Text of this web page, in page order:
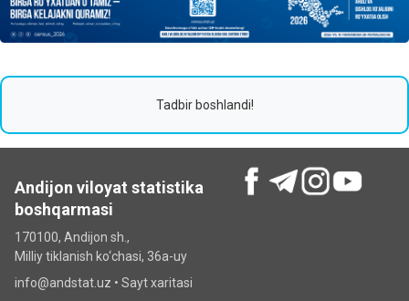
Tadbir boshlandi!
Andijon viloyat statistika
boshqarmasi
170100, Andijon sh.,
Milliy tiklanish ko‘chаsi, 36a-uy
info@andstat.uz • Sayt xaritasi